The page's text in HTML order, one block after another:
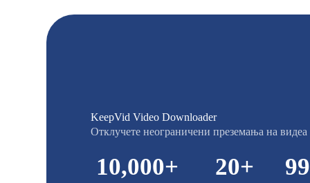
KeepVid Video Downloader
Отклучете неограничени преземања на видеа
10,000+ 20+